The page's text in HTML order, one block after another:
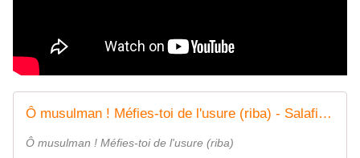
Ô musulman ! Méfies-toi de l'usure (riba) - Salafidunord
Ô musulman ! Méfies-toi de l'usure (riba)